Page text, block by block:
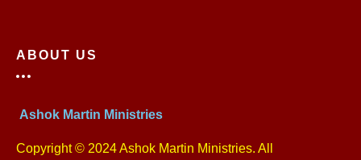
ABOUT US
Ashok Martin Ministries
Copyright © 2024 Ashok Martin Ministries. All